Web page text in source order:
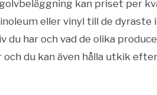
kan priset per
eller vinyl till de dyraste
har och vad de olika
du kan även hålla utkik